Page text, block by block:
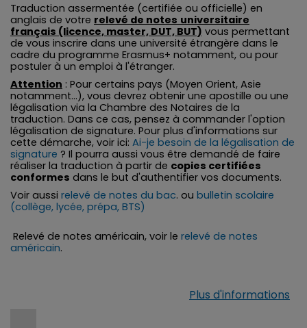
Traduction assermentée (certifiée ou officielle) en
anglais de votre relevé de notes universitaire
français (licence, master, DUT, BUT) vous permettant
de vous inscrire dans une université étrangère dans le
cadre du programme Erasmus+ notamment, ou pour
postuler à un emploi à l'étranger.
Attention : Pour certains pays (Moyen Orient, Asie
notamment...), vous devrez obtenir une apostille ou une
légalisation via la Chambre des Notaires de la
traduction. Dans ce cas, pensez à commander l'option
légalisation de signature. Pour plus d'informations sur
cette démarche, voir ici: Ai-je besoin de la légalisation de
signature ? Il pourra aussi vous être demandé de faire
réaliser la traduction à partir de copies certifiées
conformes dans le but d'authentifier vos documents.
Voir aussi relevé de notes du bac. ou bulletin scolaire
(collège, lycée, prépa, BTS)
Relevé de notes américain, voir le relevé de notes
américain.
Plus d'informations